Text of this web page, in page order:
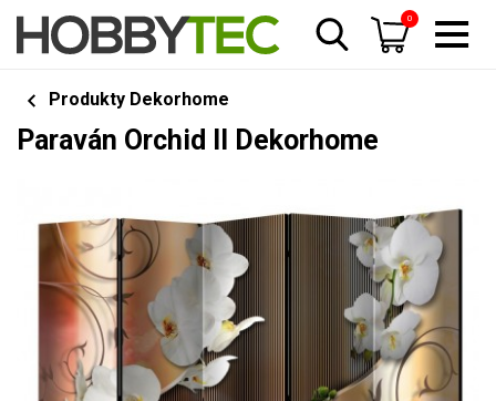
0
Produkty Dekorhome
Paraván Orchid II Dekorhome